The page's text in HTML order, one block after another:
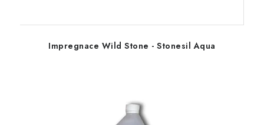
Impregnace Wild Stone - Stonesil Aqua